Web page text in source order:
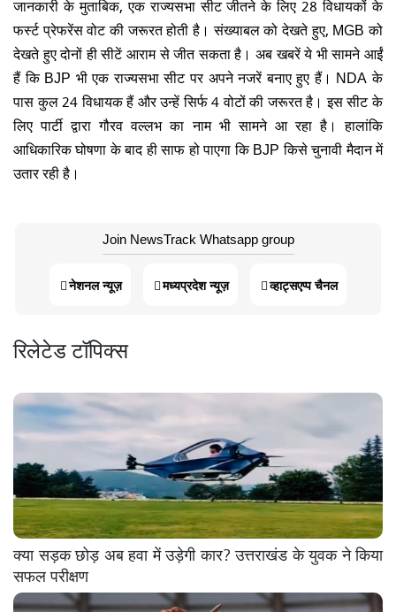
फर्स्ट प्रेफरेंस वोट की जरूरत होती है। संख्याबल को देखते हुए, MGB को
देखते हुए दोनों ही सीटें आराम से जीत सकता है। अब खबरें ये भी सामने आईं
हैं कि BJP भी एक राज्यसभा सीट पर अपने नजरें बनाए हुए हैं। NDA के
पास कुल 24 विधायक हैं और उन्हें सिर्फ 4 वोटों की जरूरत है। इस सीट के
लिए पार्टी द्वारा गौरव वल्लभ का नाम भी सामने आ रहा है। हालांकि
आधिकारिक घोषणा के बाद ही साफ हो पाएगा कि BJP किसे चुनावी मैदान में
उतार रही है।
Join NewsTrack Whatsapp group
नेशनल न्यूज़ मध्यप्रदेश न्यूज़ व्हाट्सएप्प चैनल
रिलेटेड टॉपिक्स
क्या सड़क छोड़ अब हवा में उड़ेगी कार? उत्तराखंड के युवक ने किया
सफल परीक्षण